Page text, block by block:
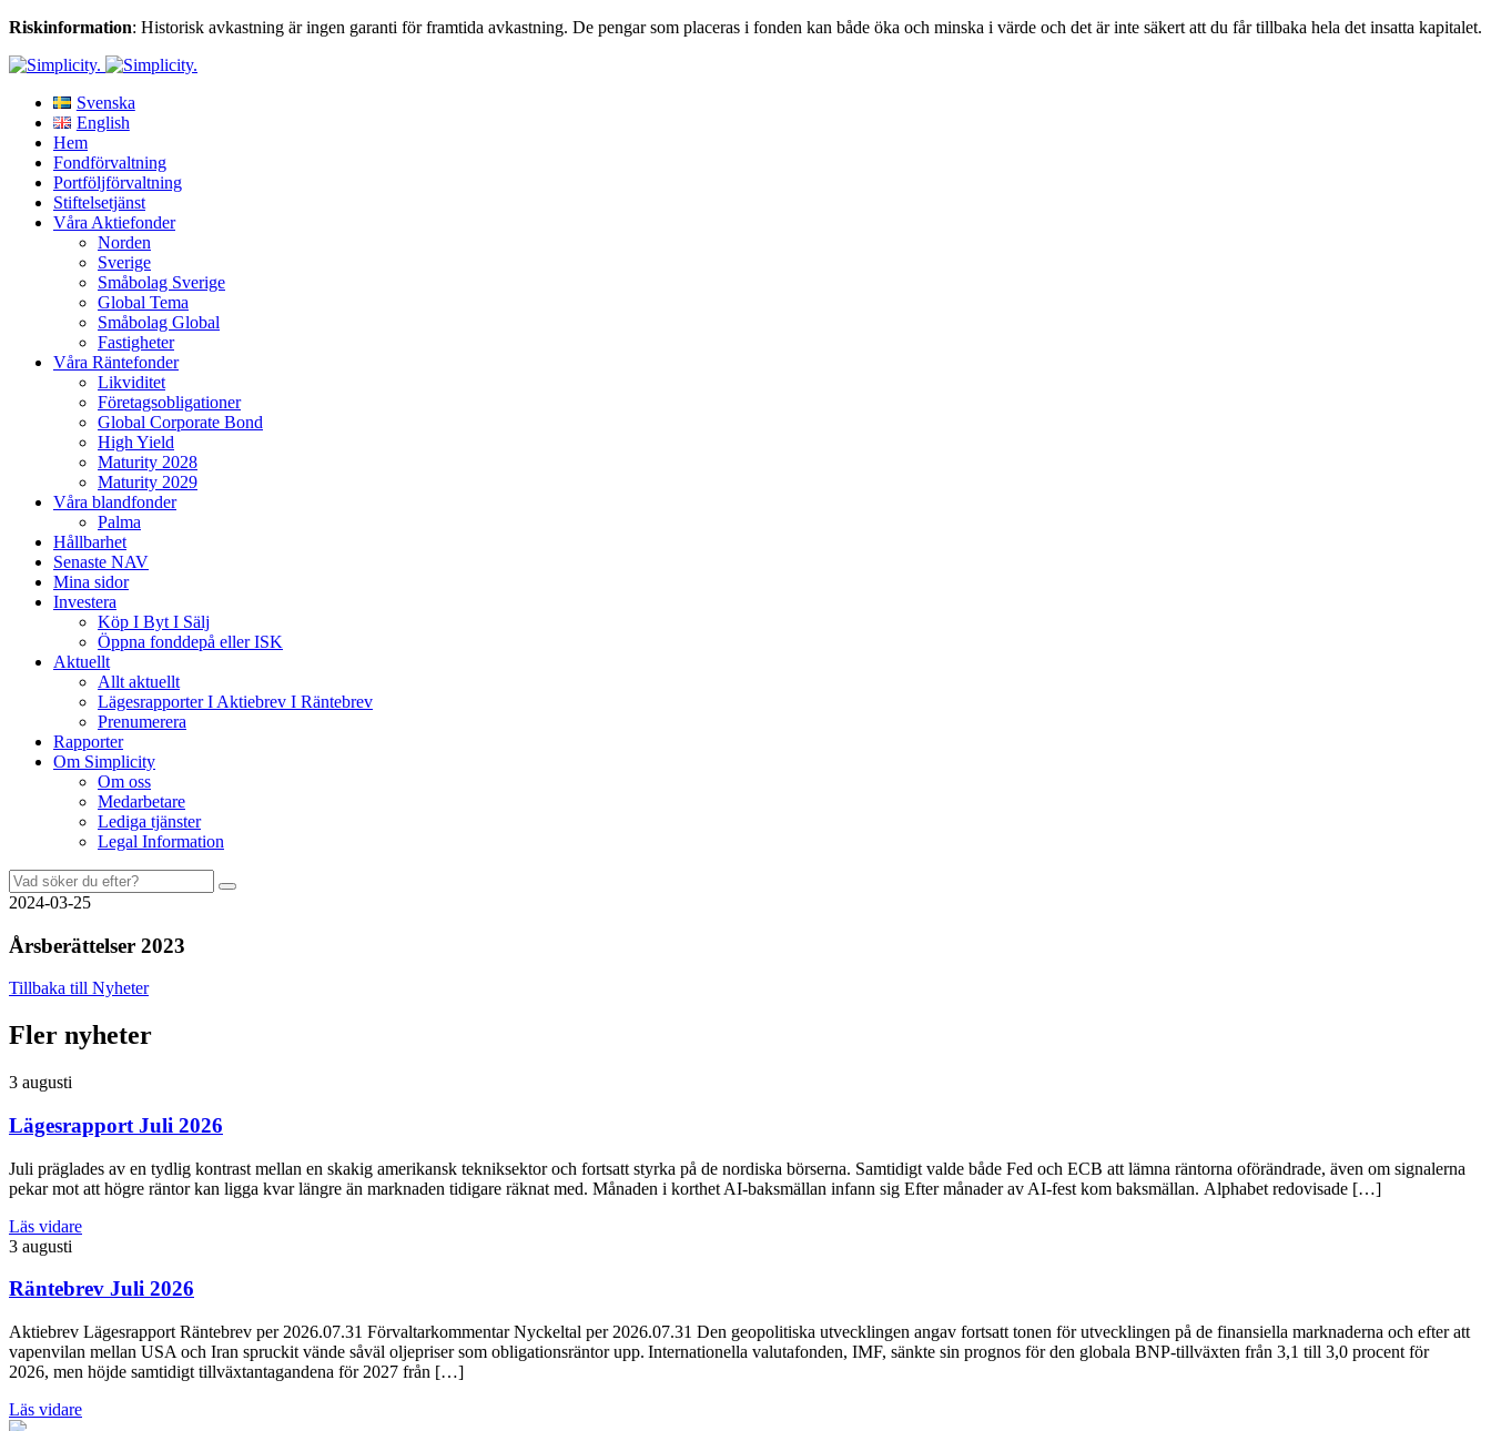
Riskinformation: Historisk avkastning är ingen garanti för framtida avkastning. De pengar som placeras i fonden kan både öka och minska i värde och det är inte säkert att du får tillbaka hela det insatta kapitalet.
Svenska
English
Hem
Fondförvaltning
Portföljförvaltning
Stiftelsetjänst
Våra Aktiefonder
Norden
Sverige
Småbolag Sverige
Global Tema
Småbolag Global
Fastigheter
Våra Räntefonder
Likviditet
Företagsobligationer
Global Corporate Bond
High Yield
Maturity 2028
Maturity 2029
Våra blandfonder
Palma
Hållbarhet
Senaste NAV
Mina sidor
Investera
Köp I Byt I Sälj
Öppna fonddepå eller ISK
Aktuellt
Allt aktuellt
Lägesrapporter I Aktiebrev I Räntebrev
Prenumerera
Rapporter
Om Simplicity
Om oss
Medarbetare
Lediga tjänster
Legal Information
Sök
efter:
2024-03-25
Årsberättelser 2023
Tillbaka till Nyheter
Fler nyheter
3 augusti
Lägesrapport Juli 2026
Juli präglades av en tydlig kontrast mellan en skakig amerikansk tekniksektor och fortsatt styrka på de nordiska börserna. Samtidigt valde både Fed och ECB att lämna räntorna oförändrade, även om signalerna
pekar mot att högre räntor kan ligga kvar längre än marknaden tidigare räknat med. Månaden i korthet AI-baksmällan infann sig Efter månader av AI-fest kom baksmällan. Alphabet redovisade […]
Läs vidare
3 augusti
Räntebrev Juli 2026
Aktiebrev Lägesrapport Räntebrev per 2026.07.31 Förvaltarkommentar Nyckeltal per 2026.07.31 Den geopolitiska utvecklingen angav fortsatt tonen för utvecklingen på de finansiella marknaderna och efter att
vapenvilan mellan USA och Iran spruckit vände såväl oljepriser som obligationsräntor upp. Internationella valutafonden, IMF, sänkte sin prognos för den globala BNP-tillväxten från 3,1 till 3,0 procent för
2026, men höjde samtidigt tillväxtantagandena för 2027 från […]
Läs vidare